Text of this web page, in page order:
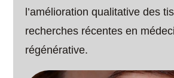
l’amélioration qualitative des
recherches récentes en
régénérative.